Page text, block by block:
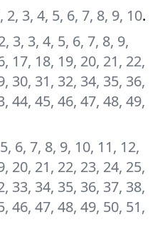
2, 3, 4, 5, 6, 7, 8, 9, 10.
3, 3, 4, 5, 6, 7, 8, 9,
17, 18, 19, 20, 21, 22,
30, 31, 32, 34, 35, 36,
44, 45, 46, 47, 48, 49,
6, 7, 8, 9, 10, 11, 12,
20, 21, 22, 23, 24, 25,
33, 34, 35, 36, 37, 38,
46, 47, 48, 49, 50, 51,